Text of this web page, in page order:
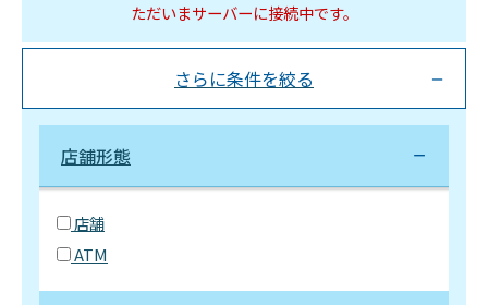
ただいまサーバーに接続中です。
さらに条件を絞る
店舗形態
店舗
ATM